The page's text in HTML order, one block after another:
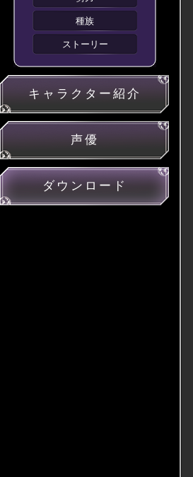
種族
ストーリー
キャラクター紹介
声優
ダウンロード